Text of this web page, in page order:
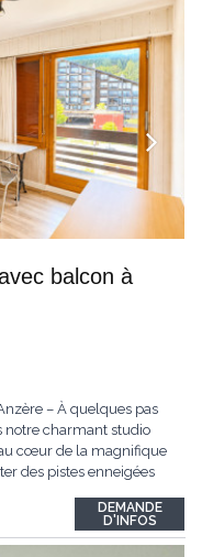
balcon à
– À quelques pas
notre charmant studio
cœur de la magnifique
des pistes enneigées
offrira tout le confort
DEMANDE
D'INFOS